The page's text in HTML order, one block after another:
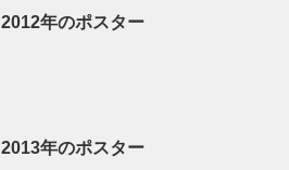
2012年のポスター
2013年のポスター